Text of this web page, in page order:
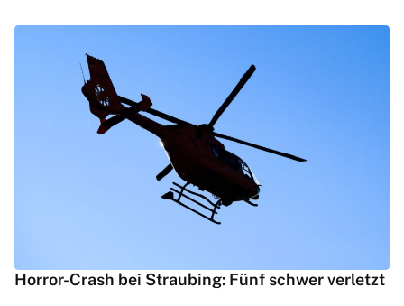
Horror-Crash bei Straubing: Fünf schwer verletzt